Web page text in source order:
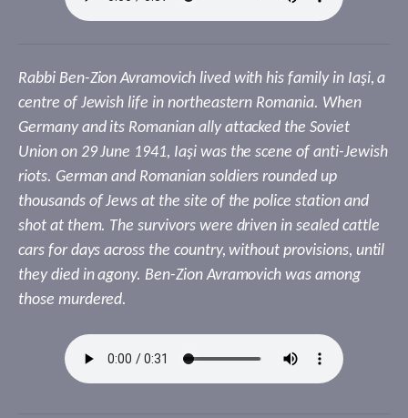
Rabbi Ben-Zion Avramovich lived with his family in Iaşi, a
centre of Jewish life in northeastern Romania. When
Germany and its Romanian ally attacked the Soviet
Union on 29 June 1941, Iaşi was the scene of anti-Jewish
riots. German and Romanian soldiers rounded up
thousands of Jews at the site of the police station and
shot at them. The survivors were driven in sealed cattle
cars for days across the country, without provisions, until
they died in agony. Ben-Zion Avramovich was among
those murdered.